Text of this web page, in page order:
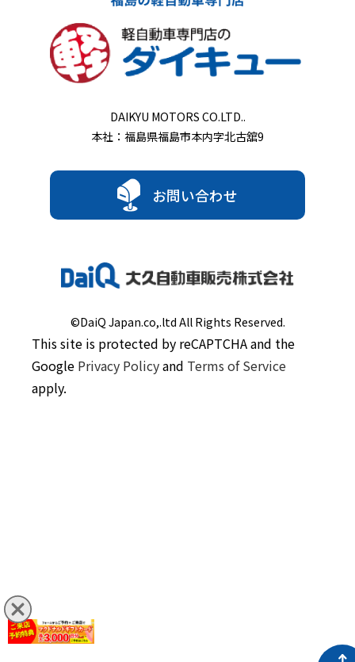
DAIKYU MOTORS CO.LTD..
本社：福島県福島市本内字北古舘9
お問い合わせ
©DaiQ Japan.co,.ltd All Rights Reserved.
This site is protected by reCAPTCHA and the
Google Privacy Policyand Terms of Service
apply.